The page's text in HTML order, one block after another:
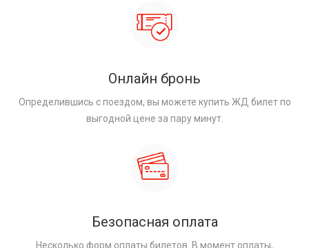
Онлайн бронь
Определившись с поездом, вы можете купить ЖД билет по
выгодной цене за пару минут.
Безопасная оплата
Несколько форм оплаты билетов. В момент оплаты,